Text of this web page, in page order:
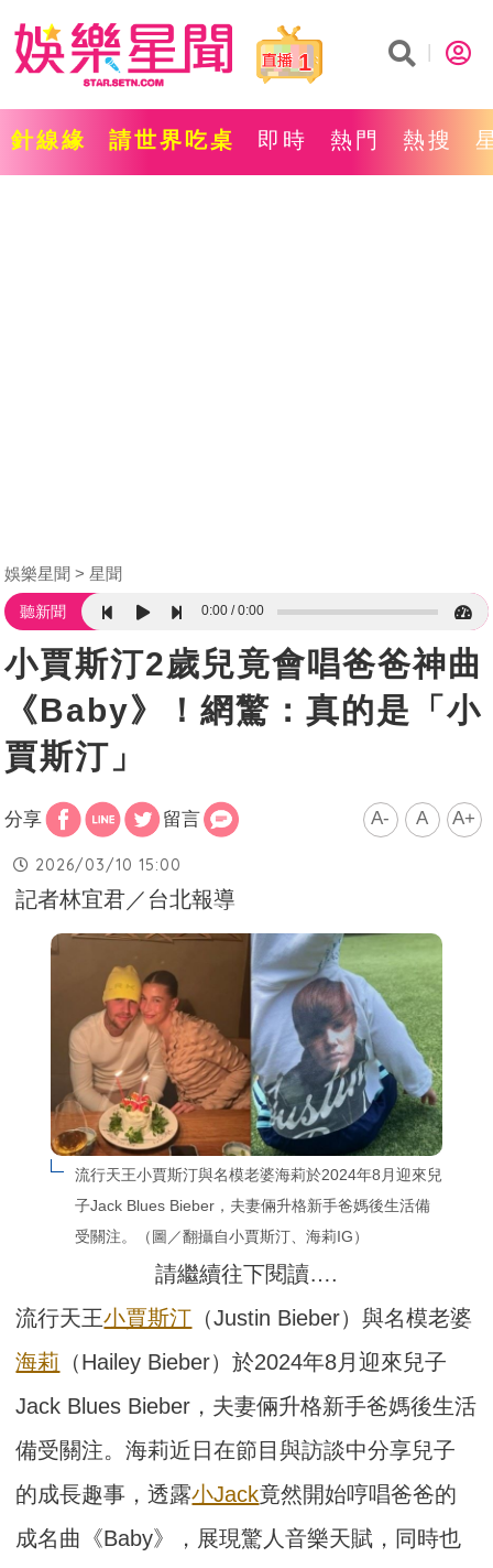
1
針線緣 請世界吃桌 即時 熱門 熱搜
娛樂星聞 星聞
聽新聞 0:00 0:00
小賈斯汀2歲兒竟會唱爸爸神曲
《Baby》！網驚：真的是「小
賈斯汀」
分享 留言 A- A A+
2026/03/10 15:00
記者林宜君／台北報導
流行天王小賈斯汀與名模老婆海莉於2024年8月迎來兒
子Jack Blues Bieber，夫妻倆升格新手爸媽後生活備
受關注。（圖／翻攝自小賈斯汀、海莉IG）
請繼續往下閱讀….
流行天王小賈斯汀 （Justin Bieber）與名模老婆
海莉 （Hailey Bieber）於2024年8月迎來兒子
Jack Blues Bieber，夫妻倆升格新手爸媽後生活
備受關注。海莉近日在節目與訪談中分享兒子
的成長趣事，透露小Jack竟然開始哼唱爸爸的
成名曲《Baby》，展現驚人音樂天賦，同時也